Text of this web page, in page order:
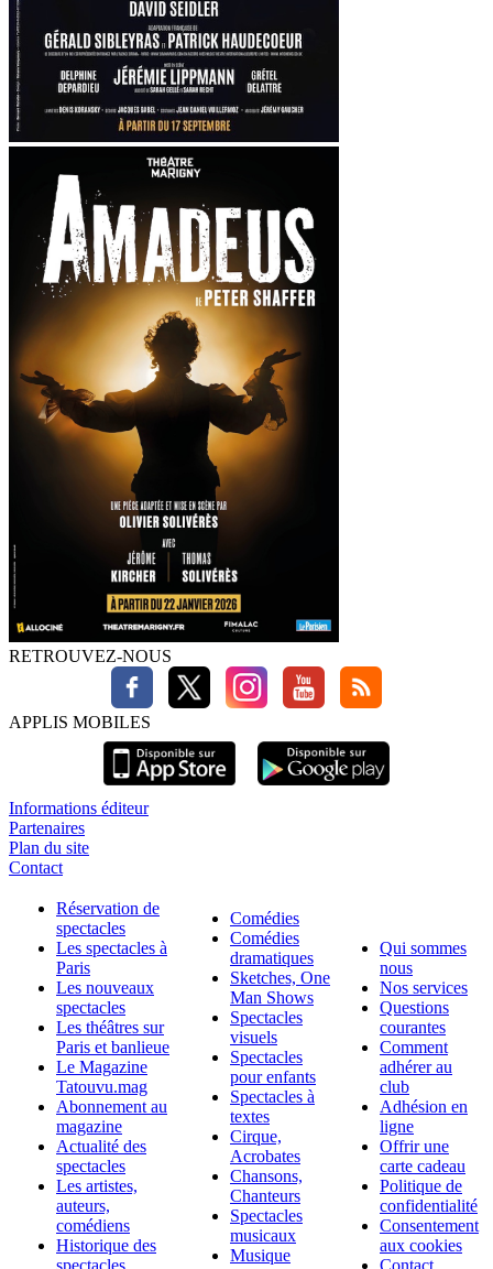
RETROUVEZ-NOUS
APPLIS MOBILES
Informations éditeur
Partenaires
Plan du site
Contact
Réservation de
spectacles
Les spectacles à
Paris
Les nouveaux
spectacles
Les théâtres sur
Paris et banlieue
Le Magazine
Tatouvu.mag
Abonnement au
magazine
Actualité des
spectacles
Les artistes,
auteurs,
comédiens
Historique des
Comédies
Comédies
dramatiques
Sketches, One
Man Shows
Spectacles
visuels
Spectacles
pour enfants
Spectacles à
textes
Cirque,
Acrobates
Chansons,
Chanteurs
Spectacles
musicaux
Musique
Qui sommes
nous
Nos services
Questions
courantes
Comment
adhérer au
club
Adhésion en
ligne
Offrir une
carte cadeau
Politique de
confidentialité
Consentement
aux cookies